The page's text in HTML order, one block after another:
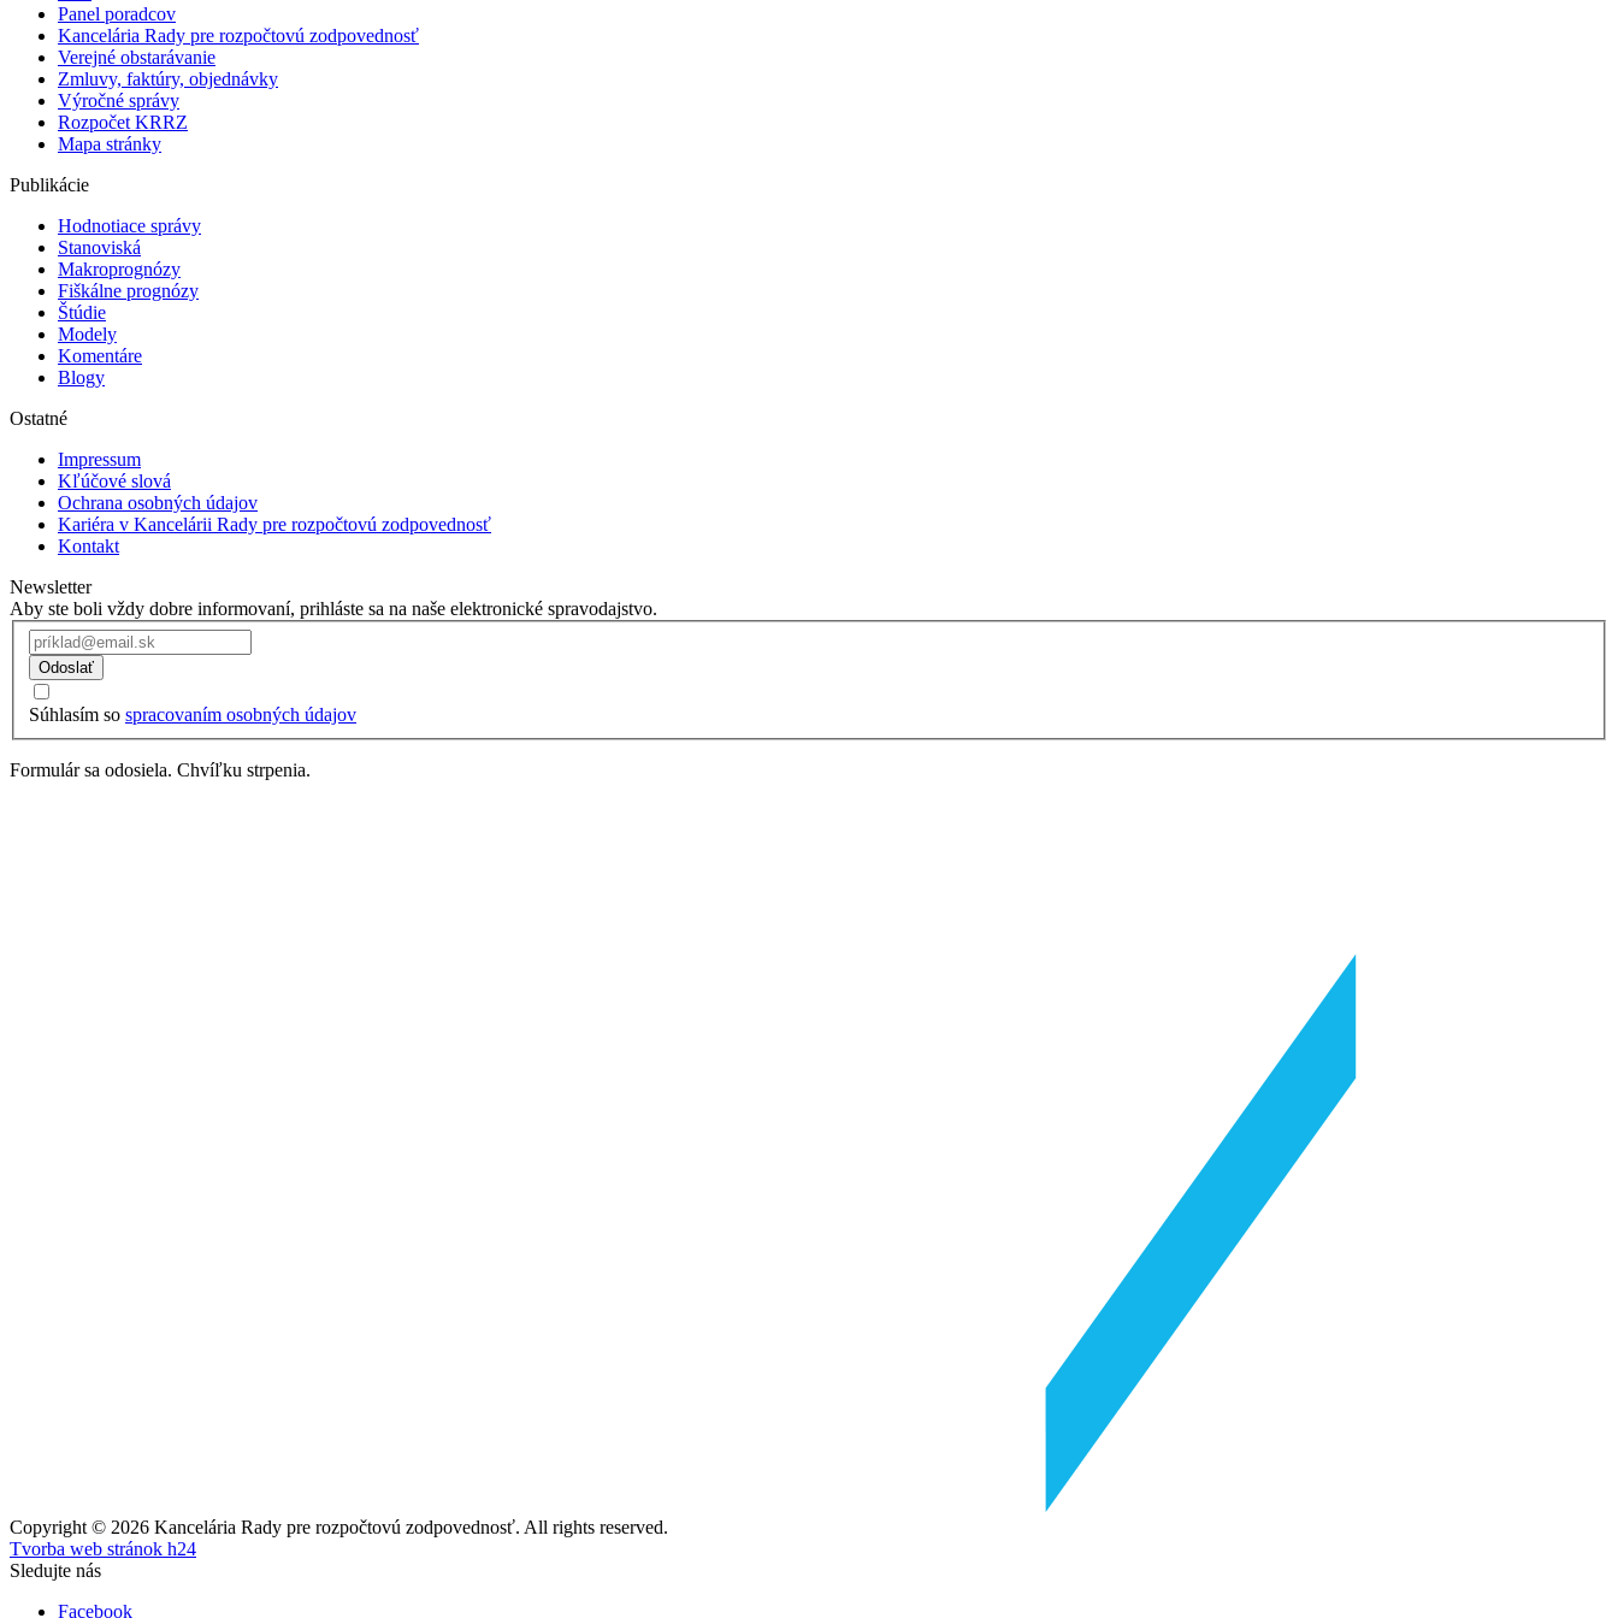
Panel poradcov
Kancelária Rady pre rozpočtovú zodpovednosť
Verejné obstarávanie
Zmluvy, faktúry, objednávky
Výročné správy
Rozpočet KRRZ
Mapa stránky
Publikácie
Hodnotiace správy
Stanoviská
Makroprognózy
Fiškálne prognózy
Štúdie
Modely
Komentáre
Blogy
Ostatné
Impressum
Kľúčové slová
Ochrana osobných údajov
Kariéra v Kancelárii Rady pre rozpočtovú zodpovednosť
Kontakt
Newsletter
Aby ste boli vždy dobre informovaní, prihláste sa na naše elektronické spravodajstvo.
Odoslať
Súhlasím so spracovaním osobných údajov
Formulár sa odosiela. Chvíľku strpenia.
Copyright © 2026 Kancelária Rady pre rozpočtovú zodpovednosť. All rights reserved.
Tvorba web stránok h24
Sledujte nás
Facebook